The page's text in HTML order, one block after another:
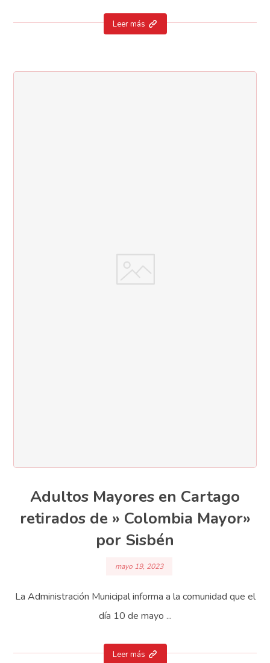
Leer más
Adultos Mayores en Cartago
retirados de » Colombia Mayor»
por Sisbén
mayo 19, 2023
La Administración Municipal informa a la comunidad que el
día 10 de mayo ...
Leer más